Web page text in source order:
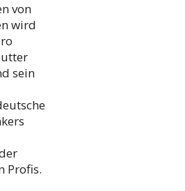
von
wird
sein
Profis.